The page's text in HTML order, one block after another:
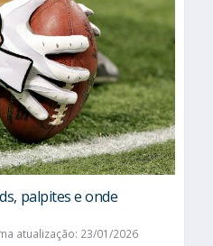
palpites e onde
atualização: 23/01/2026